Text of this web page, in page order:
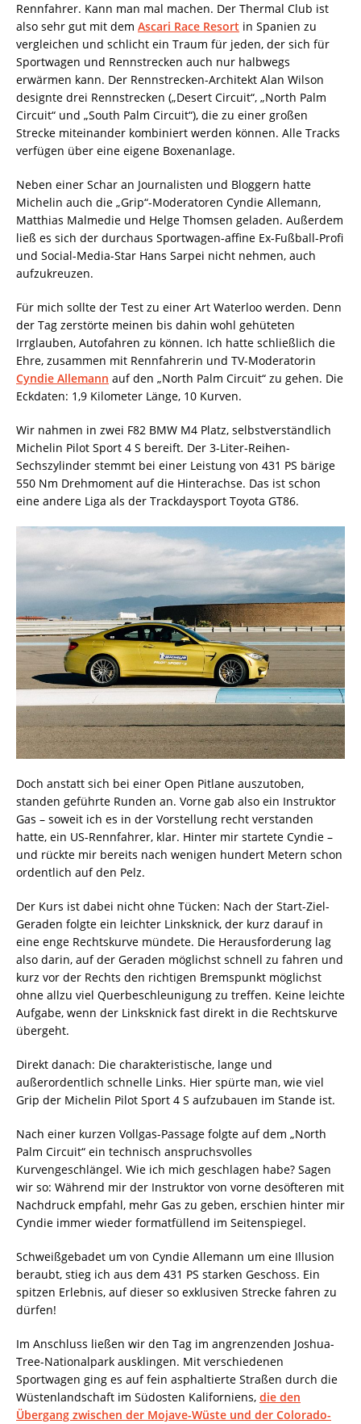
Rennfahrer. K­­ann man mal machen. Der Thermal Club ist
also sehr gut mit dem Ascari Race Resort in Spanien zu
vergleichen und schlicht ein Traum für jeden, der sich für
Sportwagen und Rennstrecken auch nur halbwegs
erwärmen kann. Der Rennstrecken-Architekt Alan Wilson
designte drei Rennstrecken („Desert Circuit“, „North Palm
Circuit“ und „South Palm Circuit“), die zu einer großen
Strecke miteinander kombiniert werden können. Alle Tracks
verfügen über eine eigene Boxenanlage.
Neben einer Schar an Journalisten und Bloggern hatte
Michelin auch die „Grip“-Moderatoren Cyndie Allemann,
Matthias Malmedie und Helge Thomsen geladen. Außerdem
ließ es sich der durchaus Sportwagen-affine Ex-Fußball-Profi
und Social-Media-Star Hans Sarpei nicht nehmen, auch
aufzukreuzen.
Für mich sollte der Test zu einer Art Waterloo werden. Denn
der Tag zerstörte meinen bis dahin wohl gehüteten
Irrglauben, Autofahren zu können. Ich hatte schließlich die
Ehre, zusammen mit Rennfahrerin und TV-Moderatorin
Cyndie Allemann auf den „North Palm Circuit“ zu gehen. Die
Eckdaten: 1,9 Kilometer Länge, 10 Kurven.
Wir nahmen in zwei F82 BMW M4 Platz, selbstverständlich
Michelin Pilot Sport 4 S bereift. Der 3-Liter-Reihen-
Sechszylinder stemmt bei einer Leistung von 431 PS bärige
550 Nm Drehmoment auf die Hinterachse. Das ist schon
eine andere Liga als der Trackdaysport Toyota GT86.
Doch anstatt sich bei einer Open Pitlane auszutoben,
standen geführte Runden an. Vorne gab also ein Instruktor
Gas – soweit ich es in der Vorstellung recht verstanden
hatte, ein US-Rennfahrer, klar. Hinter mir startete Cyndie –
und rückte mir bereits nach wenigen hundert Metern schon
ordentlich auf den Pelz.
Der Kurs ist dabei nicht ohne Tücken: Nach der Start-Ziel-
Geraden folgte ein leichter Linksknick, der kurz darauf in
eine enge Rechtskurve mündete. Die Herausforderung lag
also darin, auf der Geraden möglichst schnell zu fahren und
kurz vor der Rechts den richtigen Bremspunkt möglichst
ohne allzu viel Querbeschleunigung zu treffen. Keine leichte
Aufgabe, wenn der Linksknick fast direkt in die Rechtskurve
übergeht.
Direkt danach: Die charakteristische, lange und
außerordentlich schnelle Links. Hier spürte man, wie viel
Grip der Michelin Pilot Sport 4 S aufzubauen im Stande ist.
Nach einer kurzen Vollgas-Passage folgte auf dem „North
Palm Circuit“ ein technisch anspruchsvolles
Kurvengeschlängel. Wie ich mich geschlagen habe? Sagen
wir so: Während mir der Instruktor von vorne desöfteren mit
Nachdruck empfahl, mehr Gas zu geben, erschien hinter mir
Cyndie immer wieder formatfüllend im Seitenspiegel.
Schweißgebadet um von Cyndie Allemann um eine Illusion
beraubt, stieg ich aus dem 431 PS starken Geschoss. Ein
spitzen Erlebnis, auf dieser so exklusiven Strecke fahren zu
dürfen!
Im Anschluss ließen wir den Tag im angrenzenden Joshua-
Tree-Nationalpark ausklingen. Mit verschiedenen
Sportwagen ging es auf fein asphaltierte Straßen durch die
Wüstenlandschaft im Südosten Kaliforniens, die den
Übergang zwischen der Mojave-Wüste und der Colorado-